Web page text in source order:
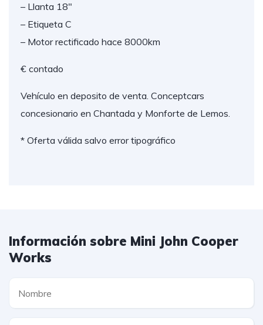
– Llanta 18″
– Etiqueta C
– Motor rectificado hace 8000km
€ contado
Vehículo en deposito de venta. Conceptcars
concesionario en Chantada y Monforte de Lemos.
* Oferta válida salvo error tipográfico
Información sobre Mini John Cooper
Works